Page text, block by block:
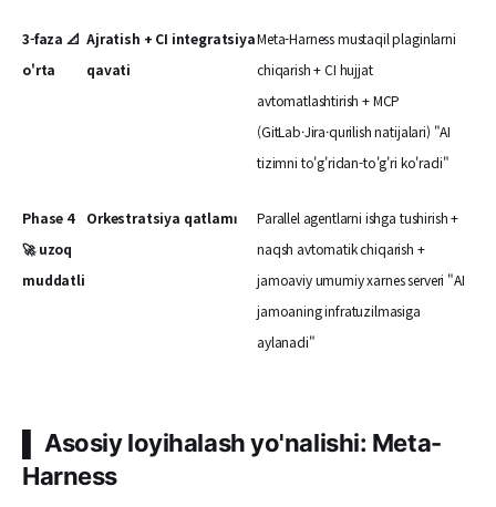
3-faza 📐
o'rta
Ajratish + CI integratsiya
qavati
Meta-Harness mustaqil plaginlarni
chiqarish + CI hujjat
avtomatlashtirish + MCP
(GitLab·Jira·qurilish natijalari) "AI
tizimni to'g'ridan-to'g'ri ko'radi"
Phase 4
🚀 uzoq
muddatli
Orkestratsiya qatlamı
Parallel agentlarni ishga tushirish +
naqsh avtomatik chiqarish +
jamoaviy umumiy xarnes serveri "AI
jamoaning infratuzilmasiga
aylanadi"
▌ Asosiy loyihalash yo'nalishi: Meta-
Harness